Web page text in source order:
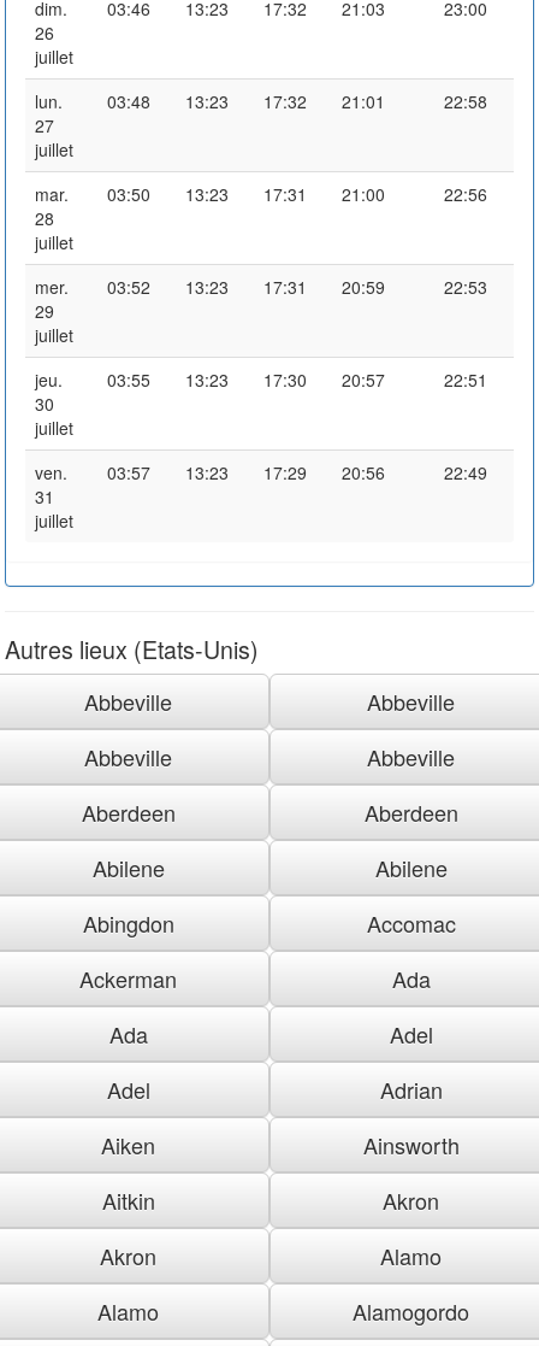
dim.
26
juillet
03:46 13:23 17:32 21:03 23:00
lun.
27
juillet
03:48 13:23 17:32 21:01 22:58
mar.
28
juillet
03:50 13:23 17:31 21:00 22:56
mer.
29
juillet
03:52 13:23 17:31 20:59 22:53
jeu.
30
juillet
03:55 13:23 17:30 20:57 22:51
ven.
31
juillet
03:57 13:23 17:29 20:56 22:49
Autres lieux (Etats-Unis)
Abbeville
Abbeville
Abbeville
Abbeville
Aberdeen
Aberdeen
Abilene
Abilene
Abingdon
Accomac
Ackerman
Ada
Ada
Adel
Adel
Adrian
Aiken
Ainsworth
Aitkin
Akron
Akron
Alamo
Alamo
Alamogordo